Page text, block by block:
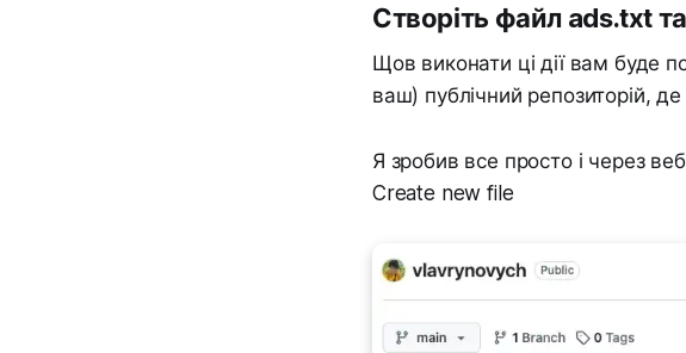
Створіть файл ads.txt
Щов виконати ці дії вам буде
ваш) публічний репозиторій,
Я зробив все просто і через
Create new file